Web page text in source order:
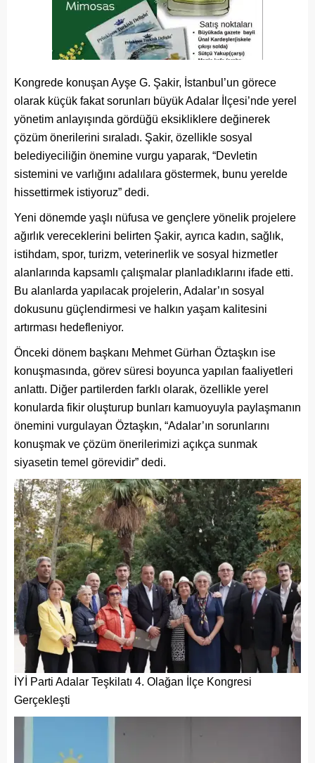
Kongrede konuşan Ayşe G. Şakir, İstanbul’un görece
olarak küçük fakat sorunları büyük Adalar İlçesi’nde yerel
yönetim anlayışında gördüğü eksikliklere değinerek
çözüm önerilerini sıraladı. Şakir, özellikle sosyal
belediyeciliğin önemine vurgu yaparak, “Devletin
sistemini ve varlığını adalılara göstermek, bunu yerelde
hissettirmek istiyoruz” dedi.
Yeni dönemde yaşlı nüfusa ve gençlere yönelik projelere
ağırlık vereceklerini belirten Şakir, ayrıca kadın, sağlık,
istihdam, spor, turizm, veterinerlik ve sosyal hizmetler
alanlarında kapsamlı çalışmalar planladıklarını ifade etti.
Bu alanlarda yapılacak projelerin, Adalar’ın sosyal
dokusunu güçlendirmesi ve halkın yaşam kalitesini
artırması hedefleniyor.
Önceki dönem başkanı Mehmet Gürhan Öztaşkın ise
konuşmasında, görev süresi boyunca yapılan faaliyetleri
anlattı. Diğer partilerden farklı olarak, özellikle yerel
konularda fikir oluşturup bunları kamuoyuyla paylaşmanın
önemini vurgulayan Öztaşkın, “Adalar’ın sorunlarını
konuşmak ve çözüm önerilerimizi açıkça sunmak
siyasetin temel görevidir” dedi.
İYİ Parti Adalar Teşkilatı 4. Olağan İlçe Kongresi
Gerçekleşti